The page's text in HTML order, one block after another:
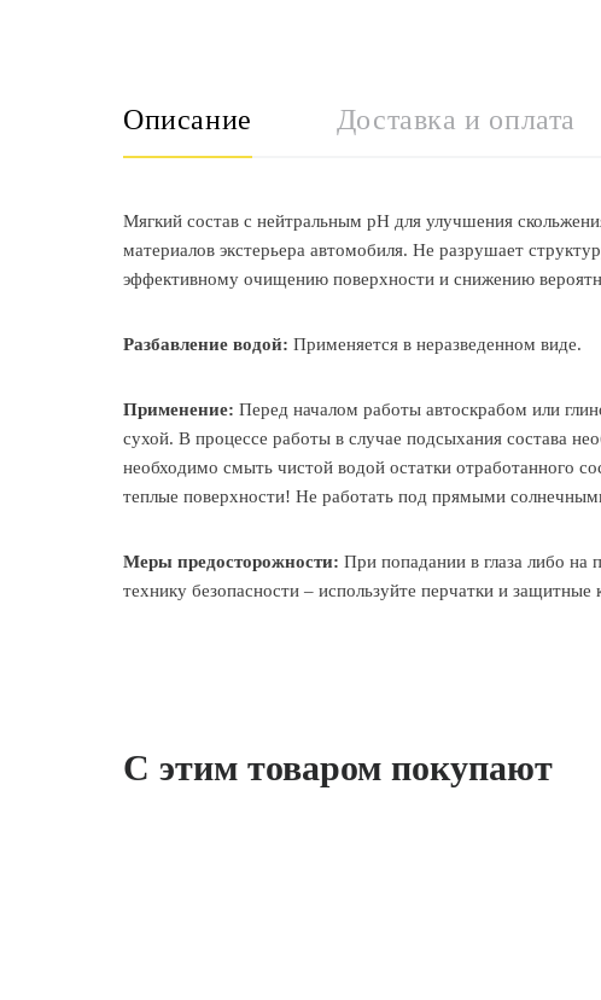
Описание Доставка и оплата
Мягкий состав с нейтральным pH для улучшения
материалов экстерьера автомобиля. Не разрушает
эффективному очищению поверхности и снижению
Разбавление водой: Применяется в неразведенном виде.
Применение: Перед началом работы автоскрабом или
сухой. В процессе работы в случае подсыхания состава
необходимо смыть чистой водой остатки отработанного
теплые поверхности! Не работать под прямыми
Меры предосторожности: При попадании в глаза либо
технику безопасности – используйте перчатки и
С этим товаром покупают